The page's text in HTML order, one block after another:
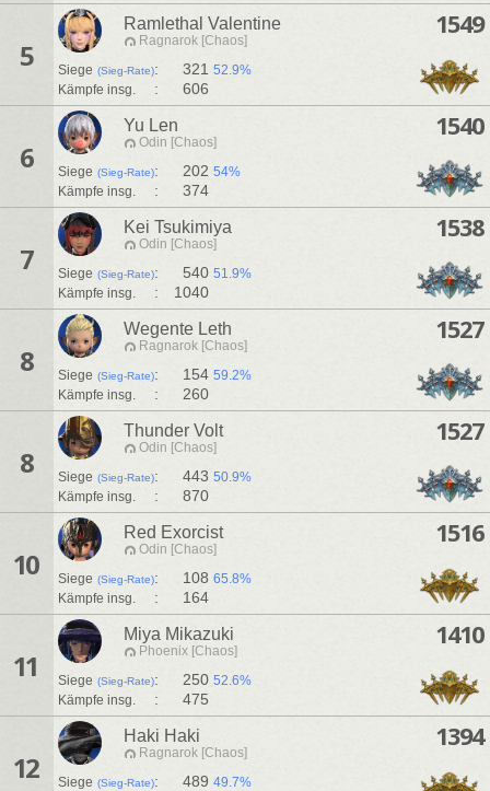
5
Ramlethal Valentine
Ragnarok [Chaos]
Siege (Sieg-Rate): 321 52.9%
Kämpfe insg.
: 606
1549
6
Yu Len
Odin [Chaos]
Siege (Sieg-Rate): 202 54%
Kämpfe insg.
: 374
1540
7
Kei Tsukimiya
Odin [Chaos]
Siege (Sieg-Rate): 540 51.9%
Kämpfe insg.
: 1040
1538
8
Wegente Leth
Ragnarok [Chaos]
Siege (Sieg-Rate): 154 59.2%
Kämpfe insg.
: 260
1527
8
Thunder Volt
Odin [Chaos]
Siege (Sieg-Rate): 443 50.9%
Kämpfe insg.
: 870
1527
10
Red Exorcist
Odin [Chaos]
Siege (Sieg-Rate): 108 65.8%
Kämpfe insg.
: 164
1516
11
Miya Mikazuki
Phoenix [Chaos]
Siege (Sieg-Rate): 250 52.6%
Kämpfe insg.
: 475
1410
12
Haki Haki
Ragnarok [Chaos]
Siege (Sieg-Rate): 489 49.7%
1394